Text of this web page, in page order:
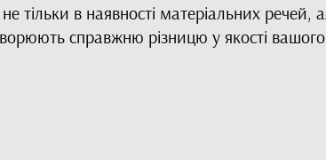
тільки в наявності матеріальних речей,
справжню різницю у якості